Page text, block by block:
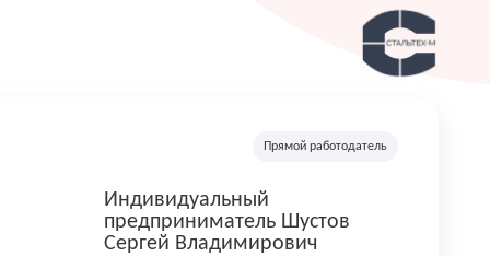
Прямой работодатель
Индивидуальный
предприниматель Шустов
Сергей Владимирович